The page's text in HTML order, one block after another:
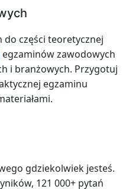
części teoretycznej
egzaminów zawodowych
i branżowych. Przygotuj
egzaminu
gdziekolwiek jesteś.
121 000+ pytań